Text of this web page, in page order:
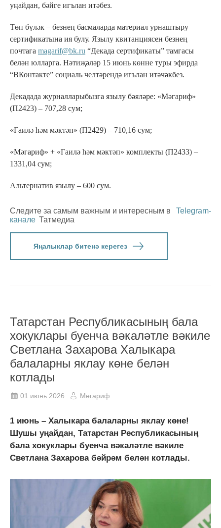
уңайдан, бәйге игълан итәбез.
Төп бүләк – безнең басмаларда материал урнаштыру
сертификатына ия булу. Язылу квитанциясен безнең
почтага magarif@bk.ru “Декада сертификаты” тамгасы
белән юлларга. Нәтиҗәләр 15 июнь көнне туры эфирда
“ВКонтакте” социаль челтәрендә игълан итәчәкбез.
Декадада журналларыбызга язылу бәяләре: «Мәгариф»
(П2423) – 707,28 сум;
«Гаилә һәм мәктәп» (П2429) – 710,16 сум;
«Мәгариф» + «Гаилә һәм мәктәп» комплекты (П2433) –
1331,04 сум;
Альтернатив язылу – 600 сум.
Следите за самым важным и интересным в
Telegram-
канале Татмедиа
Яңалыклар битенә керегез
Татарстан Республикасының бала
хокуклары буенча вәкаләтле вәкиле
Светлана Захарова Халыкара
балаларны яклау көне белән
котлады
01 июнь 2026 Мәгариф
1 июнь – Халыкара балаларны яклау көне!
Шушы уңайдан, Татарстан Республикасының
бала хокуклары буенча вәкаләтле вәкиле
Светлана Захарова бәйрәм белән котлады.